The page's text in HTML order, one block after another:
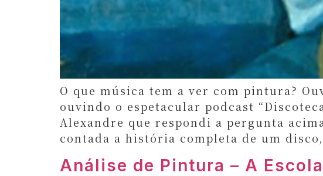
O que música tem a ver com pintura?
ouvindo o espetacular podcast
Alexandre que respondi a pergunta
contada a história completa de um
Análise de Pintura – A